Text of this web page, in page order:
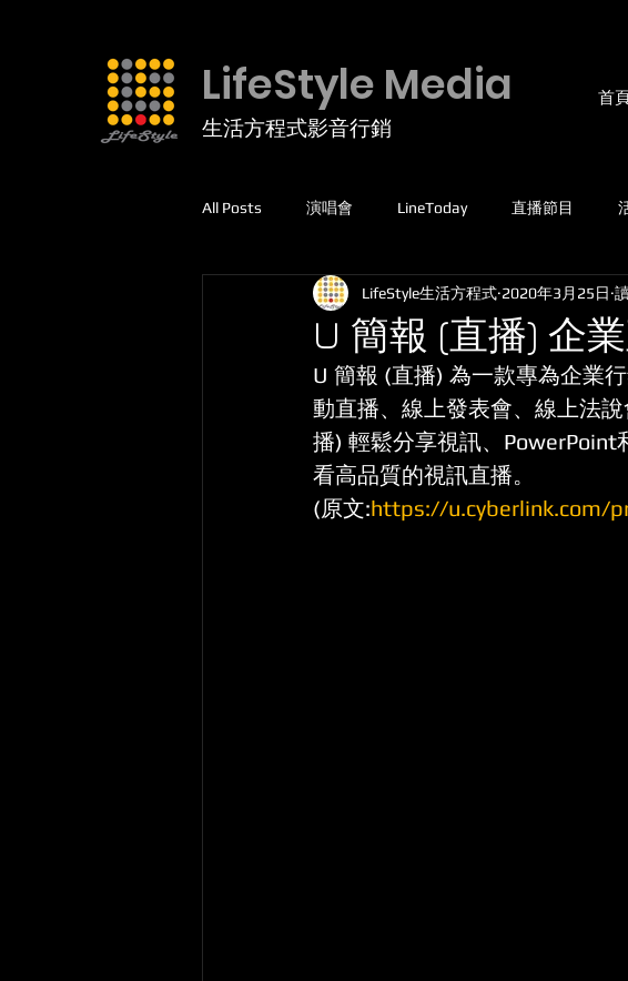
LifeStyle Media
生活方程式影音行銷
首
All Posts 演唱會 LineToday 直播節目
高爾夫球 運動賽事 4G包直
5G專網
U 簡報 (直播) 企
LifeStyle生活方程式 2020年3月25日
U 簡報 (直播) 為一款專為企業
動直播、線上發表會、線上法
播) 輕鬆分享視訊、
看高品質的視訊直播。
(原文:https://u.cyberlink.com/